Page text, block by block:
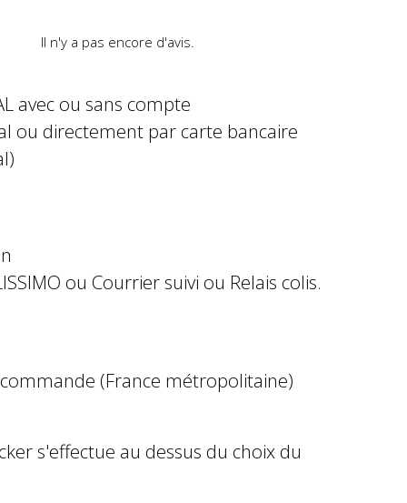
Il n'y a pas encore d'avis.
avec ou sans compte
ou directement par carte bancaire
ou Courrier suivi ou Relais colis.
(France métropolitaine)
s'effectue au dessus du choix du